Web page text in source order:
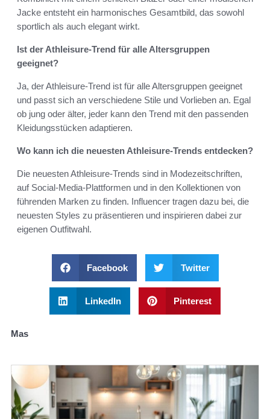
Jacke entsteht ein harmonisches Gesamtbild, das sowohl
sportlich als auch elegant wirkt.
Ist der Athleisure-Trend für alle Altersgruppen
geeignet?
Ja, der Athleisure-Trend ist für alle Altersgruppen geeignet
und passt sich an verschiedene Stile und Vorlieben an. Egal
ob jung oder älter, jeder kann den Trend mit den passenden
Kleidungsstücken adaptieren.
Wo kann ich die neuesten Athleisure-Trends entdecken?
Die neuesten Athleisure-Trends sind in Modezeitschriften,
auf Social-Media-Plattformen und in den Kollektionen von
führenden Marken zu finden. Influencer tragen dazu bei, die
neuesten Styles zu präsentieren und inspirieren dabei zur
eigenen Outfitwahl.
Facebook Twitter
LinkedIn Pinterest
Mas